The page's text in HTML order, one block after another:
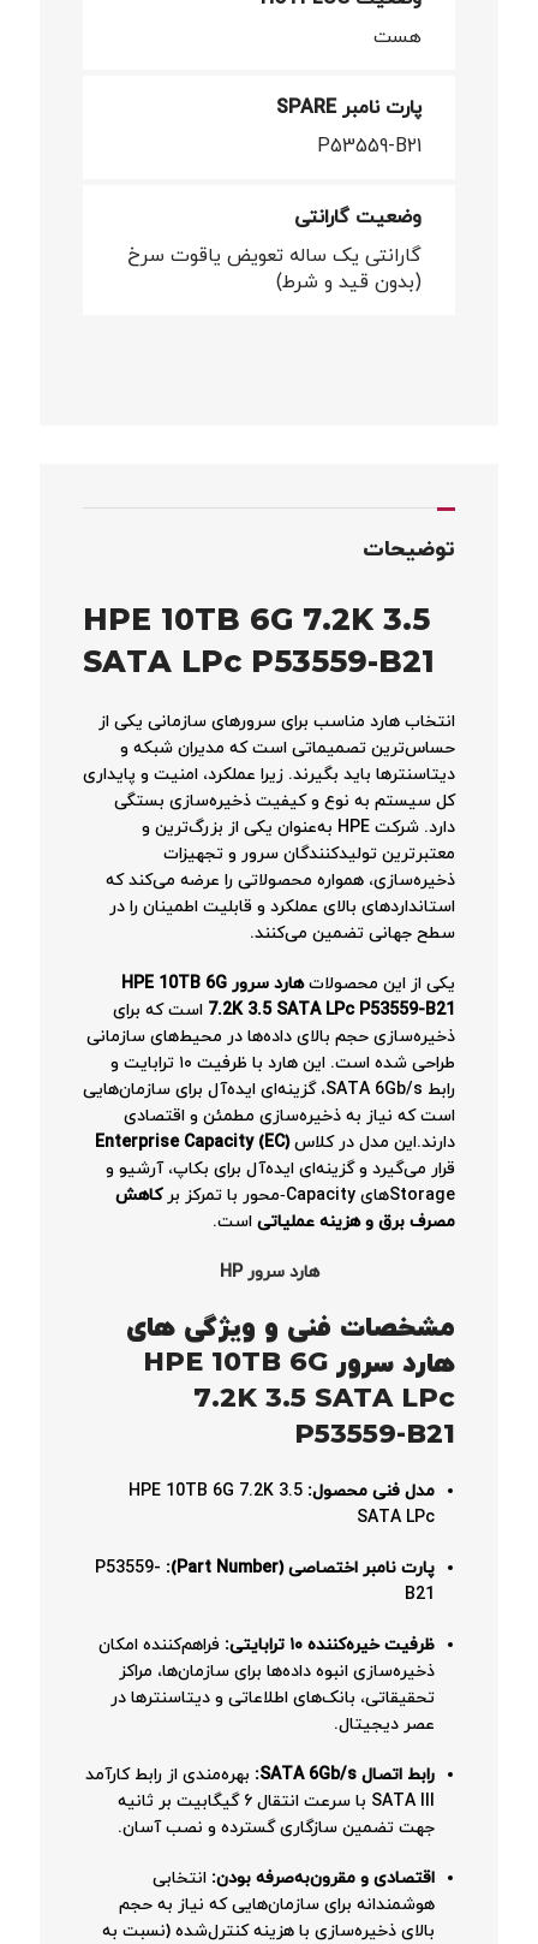
هست
پارت نامبر SPARE
P53559-B21
وضعیت گارانتی
گارانتی یک ساله تعویض یاقوت سرخ
(بدون قید و شرط)
توضیحات
HPE 10TB 6G 7.2K 3.5
SATA LPc P53559-B21
انتخاب هارد مناسب برای سرورهای سازمانی یکی از
حساس‌ترین تصمیماتی است که مدیران شبکه و
دیتاسنترها باید بگیرند. زیرا عملکرد، امنیت و پایداری
کل سیستم به نوع و کیفیت ذخیره‌سازی بستگی
دارد. شرکت HPE به‌عنوان یکی از بزرگ‌ترین و
معتبرترین تولیدکنندگان سرور و تجهیزات
ذخیره‌سازی، همواره محصولاتی را عرضه می‌کند که
استانداردهای بالای عملکرد و قابلیت اطمینان را در
سطح جهانی تضمین می‌کنند.
یکی از این محصولات
هارد سرور HPE 10TB 6G
7.2K 3.5 SATA LPc P53559-B21 است که برای
ذخیره‌سازی حجم بالای داده‌ها در محیط‌های سازمانی
طراحی شده است. این هارد با ظرفیت ۱۰ ترابایت و
رابط SATA 6Gb/s، گزینه‌ای ایده‌آل برای سازمان‌هایی
است که نیاز به ذخیره‌سازی مطمئن و اقتصادی
دارند.این مدل در کلاسEnterprise Capacity (EC)
قرار می‌گیرد و گزینه‌ای ایده‌آل برای بکاپ، آرشیو و
Storageهای Capacity‑محور با تمرکز بر
کاهش
مصرف برق و هزینه عملیاتی است.
هارد سرور HP
مشخصات فنی و ویژگی های
هارد سرور HPE 10TB 6G
7.2K 3.5 SATA LPc
P53559-B21
مدل فنی محصول: HPE 10TB 6G 7.2K 3.5
SATA LPc
پارت نامبر اختصاصی (Part Number):
P53559-
B21
ظرفیت خیره‌کننده ۱۰ ترابایتی:
فراهم‌کننده امکان
ذخیره‌سازی انبوه داده‌ها برای سازمان‌ها، مراکز
تحقیقاتی، بانک‌های اطلاعاتی و دیتاسنترها در
عصر دیجیتال.
رابط اتصال SATA 6Gb/s:
بهره‌مندی از رابط کارآمد
SATA III با سرعت انتقال ۶ گیگابیت بر ثانیه
جهت تضمین سازگاری گسترده و نصب آسان.
اقتصادی و مقرون‌به‌صرفه بودن: انتخابی
هوشمندانه برای سازمان‌هایی که نیاز به حجم
بالای ذخیره‌سازی با هزینه کنترل‌شده (نسبت به